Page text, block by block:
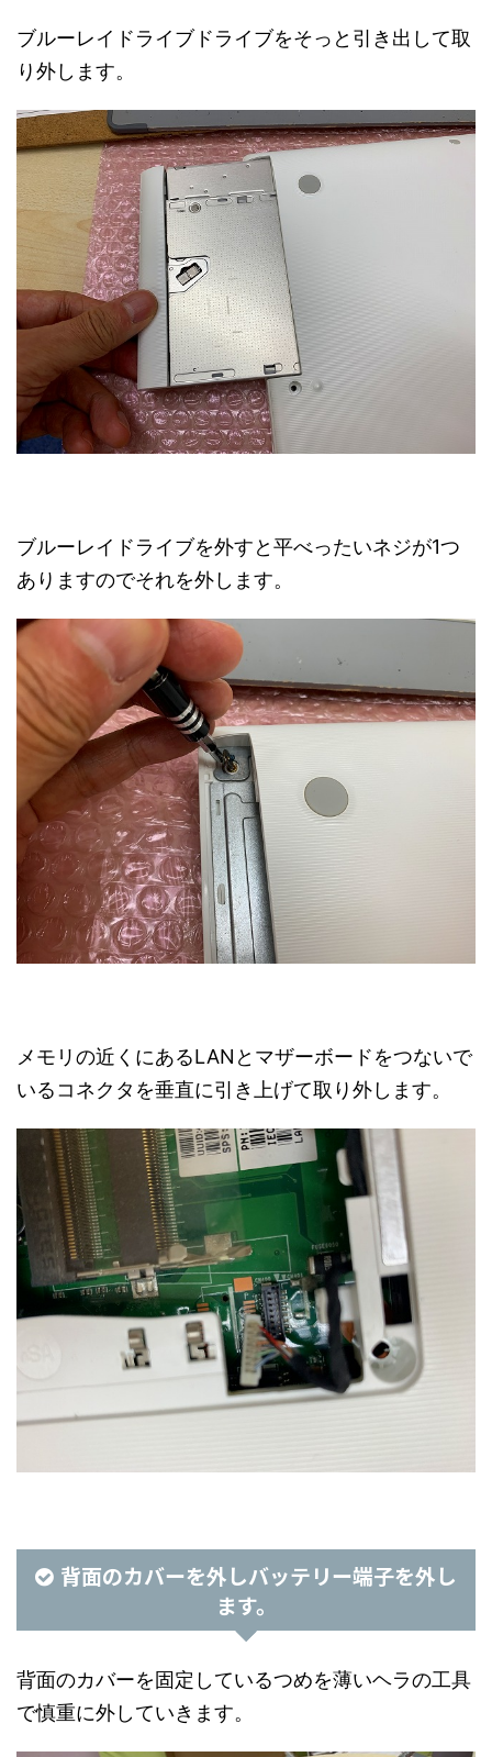
ブルーレイドライブドライブをそっと引き出して取
り外します。
ブルーレイドライブを外すと平べったいネジが1つ
ありますのでそれを外します。
メモリの近くにあるLANとマザーボードをつないで
いるコネクタを垂直に引き上げて取り外します。
背面のカバーを外しバッテリー端子を外し
ます。
背面のカバーを固定しているつめを薄いヘラの工具
で慎重に外していきます。